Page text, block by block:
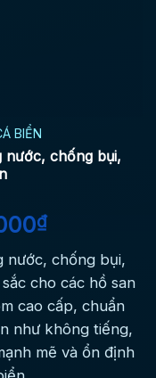
BIỂN
nước, chống bụi,
₫
nước, chống bụi,
cho các hồ san
cao cấp, chuẩn
như không tiếng,
mẽ và ổn định